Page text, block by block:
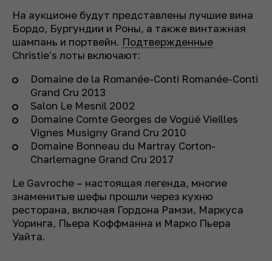
На аукционе будут представлены лучшие вина
Бордо, Бургундии и Роны, а также винтажная
шампань и портвейн. Подтвержденные
Christie's лоты включают:
Domaine de la Romanée-Conti Romanée-Conti
Grand Cru 2013
Salon Le Mesnil 2002
Domaine Comte Georges de Vogüé Vieilles
Vignes Musigny Grand Cru 2010
Domaine Bonneau du Martray Corton-
Charlemagne Grand Cru 2017
Le Gavroche – настоящая легенда, многие
знаменитые шефы прошли через кухню
ресторана, включая Гордона Рамзи, Маркуса
Уоринга, Пьера Коффманна и Марко Пьера
Уайта.